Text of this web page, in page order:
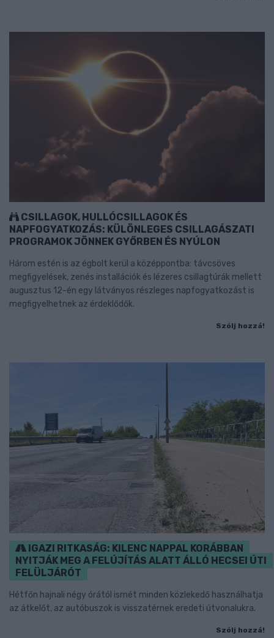
CSILLAGOK, HULLÓCSILLAGOK ÉS
NAPFOGYATKOZÁS: KÜLÖNLEGES CSILLAGÁSZATI
PROGRAMOK JÖNNEK GYŐRBEN ÉS NYÚLON
Három estén is az égbolt kerül a középpontba: távcsöves
megfigyelések, zenés installációk és lézeres csillagtúrák mellett
augusztus 12-én egy látványos részleges napfogyatkozást is
megfigyelhetnek az érdeklődők.
Szólj hozzá!
IGAZI RITKASÁG: KILENC NAPPAL KORÁBBAN
NYITJÁK MEG A FELÚJÍTÁS ALATT ÁLLÓ HECSEI ÚTI
FELÜLJÁRÓT
Hétfőn hajnali négy órától ismét minden közlekedő használhatja
az átkelőt, az autóbuszok is visszatérnek eredeti útvonalukra.
Szólj hozzá!